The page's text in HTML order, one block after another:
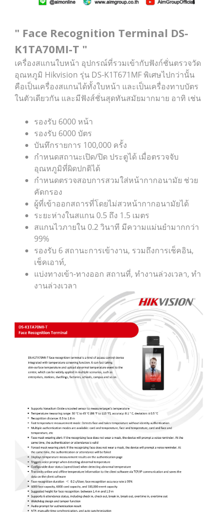
" Face Recognition Terminal DS-
K1TA70MI-T "
เครื่องสแกนใบหน้า อุปกรณ์ที่รวมเข้ากับฟังก์ชั่นตรวจวัด
อุณหภูมิ Hikvision รุ่น DS-K1T671MF พิเศษไปกว่านั้น
คือเป็นเครื่องสแกนได้ทั้งใบหน้า และเป็นเครื่องทาบบัตร
ในตัวเดียวกัน และมีฟังส์ชั่นสุดทันสมัยมากมาย อาทิ เช่น
รองรับ 6000 หน้า
รองรับ 6000 บัตร
บันทึกรายการ 100,000 ครั้ง
กำหนดสถานะเปิด/ปิด ประตูได้ เมื่อตรวจจับ
อุณหภูมิที่ผิดปกติได้
กำหนดตรวจสอบการสวมใส่หน้ากากอนามัย ช่วย
คัดกรอง
ผู้ที่เข้าออกสถารที่โดยไม่สวหน้ากากอนามัยได้
ระยะห่างในสแกน 0.5 ถึง 1.5 เมตร
สแกนไวภายใน 0.2 วินาที มีความแม่นยำมากกว่า
99%
รองรับ 6 สถานะการเข้างาน, รวมถึงการเช็คอิน,
เช็คเอาท์,
แบ่งทางเข้า-ทางออก สถานที่, ทํางานล่วงเวลา, ทํา
งานล่วงเวลา